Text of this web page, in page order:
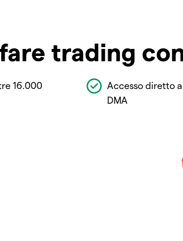
trading
16.000
Accesso diretto
DMA